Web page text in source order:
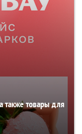
также товары для